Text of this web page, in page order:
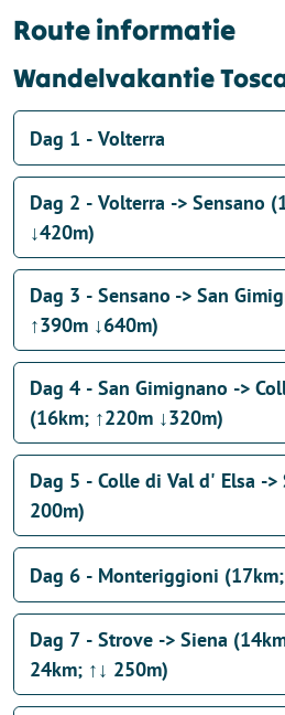
Route informatie
Wandelvakantie
Dag 1 - Volterra
Dag 2 - Volterra -> Sensano
↓420m)
Dag 3 - Sensano -> San
↑390m ↓640m)
Dag 4 - San Gimignano ->
(16km; ↑220m ↓320m)
Dag 5 - Colle di Val d' Elsa ->
200m)
Dag 6 - Monteriggioni
Dag 7 - Strove -> Siena (14km; ↑150m ↓80m of
24km; ↑↓ 250m)